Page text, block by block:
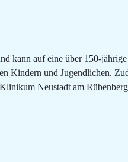
kann auf eine über 150-
Kindern und Jugendlichen.
Neustadt am